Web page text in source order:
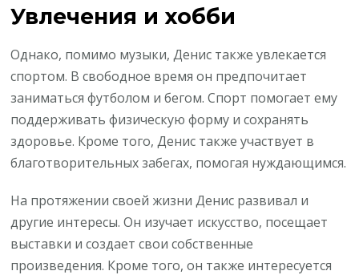
Увлечения и хобби
Однако, помимо музыки, Денис также увлекается
спортом. В свободное время он предпочитает
заниматься футболом и бегом. Спорт помогает ему
поддерживать физическую форму и сохранять
здоровье. Кроме того, Денис также участвует в
благотворительных забегах, помогая нуждающимся.
На протяжении своей жизни Денис развивал и
другие интересы. Он изучает искусство, посещает
выставки и создает свои собственные
произведения. Кроме того, он также интересуется